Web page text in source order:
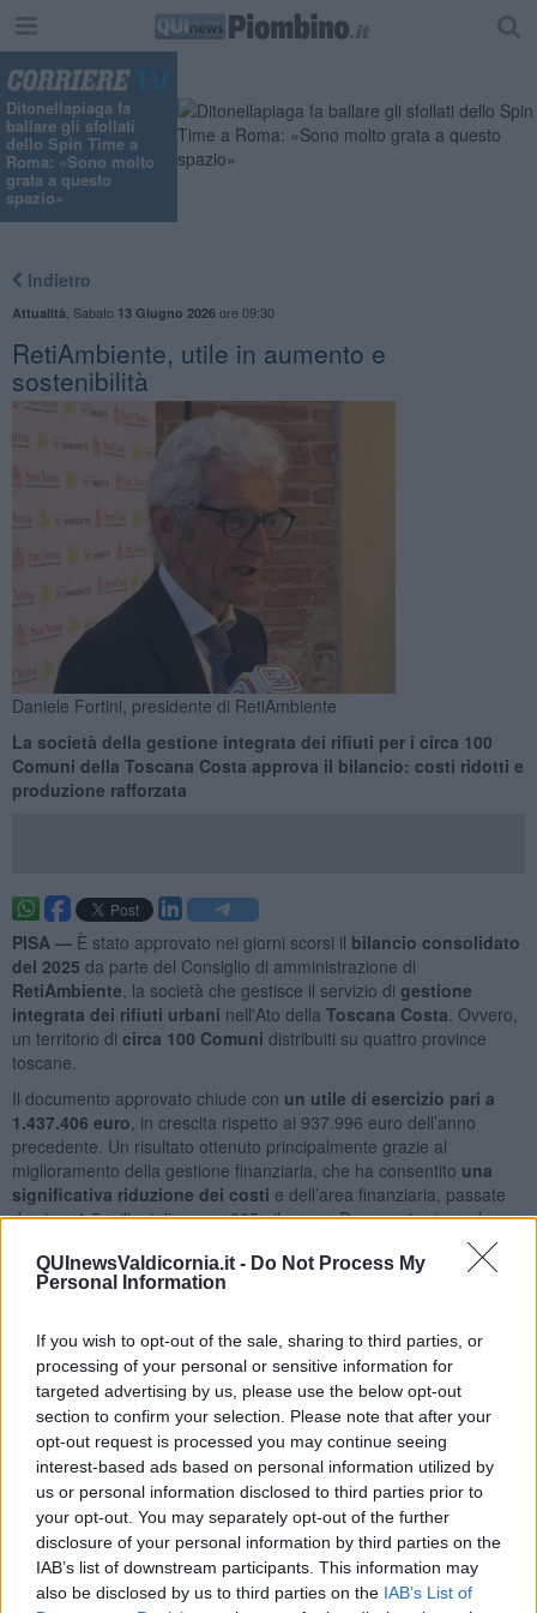
QUInewsValdicornia.it - Do Not Process My
Personal Information
If you wish to opt-out of the sale, sharing to third parties, or
processing of your personal or sensitive information for
targeted advertising by us, please use the below opt-out
section to confirm your selection. Please note that after your
opt-out request is processed you may continue seeing
interest-based ads based on personal information utilized by
us or personal information disclosed to third parties prior to
your opt-out. You may separately opt-out of the further
disclosure of your personal information by third parties on the
IAB’s list of downstream participants. This information may
also be disclosed by us to third parties on the IAB’s List of
Ditonellapiaga fa
ballare gli sfollati
dello Spin Time a
Roma: «Sono molto
grata a questo
spazio»
Indietro
Attualità Sabato 13 Giugno 2026ore 09:30
RetiAmbiente, utile in aumento e
sostenibilità
Daniele Fortini, presidente di RetiAmbiente
La società della gestione integrata dei rifiuti per i circa 100
Comuni della Toscana Costa approva il bilancio: costi ridotti e
produzione rafforzata
PISA — È stato approvato nei giorni scorsi il bilancio consolidato
del 2025 da parte del Consiglio di amministrazione di
RetiAmbiente , la società che gestisce il servizio di gestione
integrata dei rifiuti urbani nell'Ato della Toscana Costa . Ovvero,
un territorio di circa 100 Comuni distribuiti su quattro province
toscane.
Il documento approvato chiude con un utile di esercizio pari a
1.437.406 euro , in crescita rispetto ai 937.996 euro dell’anno
precedente. Un risultato ottenuto principalmente grazie al
miglioramento della gestione finanziaria, che ha consentito una
significativa riduzione dei costi e dell’area finanziaria, passate
da circa 1,5 milioni di euro a 905mila euro. Per quanto riguarda
, il dato sale da circa 4 milioni di euro a
oltre
5,2 milioni di euro, mentre il patrimonio netto consolidato cresce
da circa 47 a 61 milioni di euro. In aumento anche il valore della
"Il bilancio conferma un percorso di consolidamento e
rafforzamento della società e del gruppo - ha spiegato il
vicepresidenteMaurizio Gatti- i ricavi e i costi della gestione
caratteristica si mantengono sostanzialmente stabili, mentre il
miglioramento della gestione finanziaria ha consentito un
incremento significativo dell’utile. Si tratta diun risultato che
testimonia la capacità dell’azienda di mantenere equilibrio
economico e sostenibilità nel tempo".